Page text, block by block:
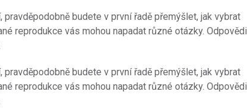
budete v první řadě přemýšlet, jak vybrat
reprodukce vás mohou napadat různé otázky. Odpovědi
budete v první řadě přemýšlet, jak vybrat
reprodukce vás mohou napadat různé otázky. Odpovědi